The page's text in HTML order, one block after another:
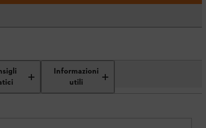
Informazioni
utili